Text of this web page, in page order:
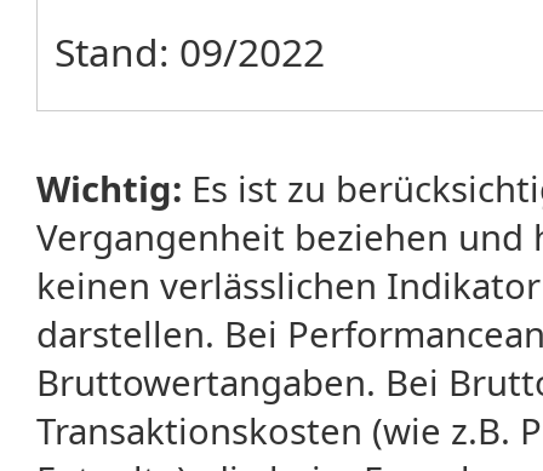
Stand: 09/2022
Wichtig: Es ist zu
Vergangenheit beziehen
keinen verlässlichen
darstellen. Bei
Bruttowertangaben. Bei
Transaktionskosten (wie z.B.